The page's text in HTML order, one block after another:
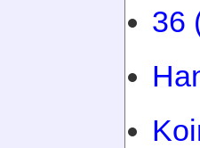
36